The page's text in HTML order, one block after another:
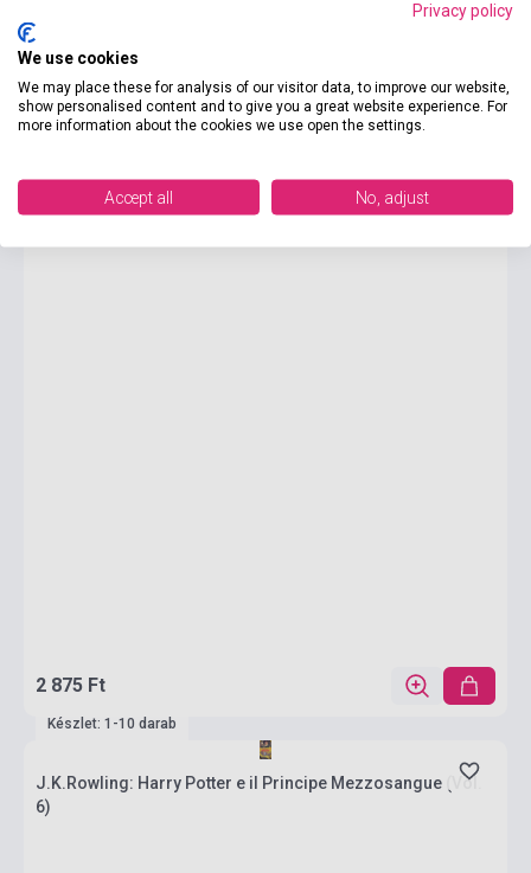
8 095 Ft
Készlet: 1-10 darab
2 875 Ft
Készlet: 1-10 darab
J.K.Rowling: Harry Potter e il Principe Mezzosangue (Vol.
6)
Privacy policy
We use cookies
We may place these for analysis of our visitor data, to improve our website,
show personalised content and to give you a great website experience. For
more information about the cookies we use open the settings.
Accept all No, adjust